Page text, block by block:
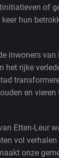
of
hun
inwoners
het rijke
en
Etten-Leur
vol
onze